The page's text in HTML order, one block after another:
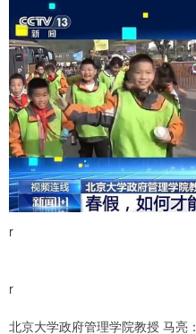
r
r
北京大学政府管理学院教授 马亮